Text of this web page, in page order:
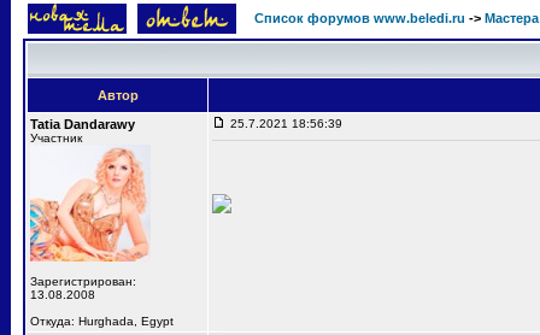
Список форумов www.beledi.ru ->
Автор
Tatia Dandarawy
Участник
Зарегистрирован:
13.08.2008
Откуда: Hurghada, Egypt
25.7.2021 18:56:39